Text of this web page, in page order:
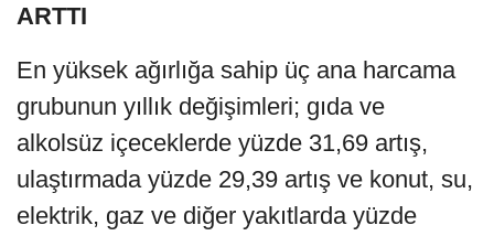
ARTTI
En yüksek ağırlığa sahip üç ana harcama
grubunun yıllık değişimleri; gıda ve
alkolsüz içeceklerde yüzde 31,69 artış,
ulaştırmada yüzde 29,39 artış ve konut, su,
elektrik, gaz ve diğer yakıtlarda yüzde